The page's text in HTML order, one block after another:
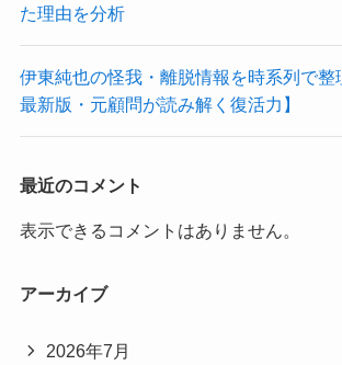
た理由を分析
伊東純也の怪我・離脱情報を時系列で整
最新版・元顧問が読み解く復活力】
最近のコメント
表示できるコメントはありません。
アーカイブ
2026年7月